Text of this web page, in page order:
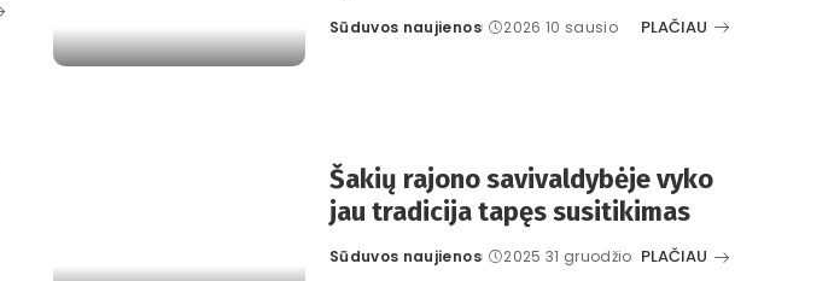
Posted
Sūduvos naujienos 2026 10 sausio PLAČIAU
Šakių rajono savivaldybėje vyko
jau tradicija tapęs susitikimas
Posted
Sūduvos naujienos 2025 31 gruodžio PLAČIAU